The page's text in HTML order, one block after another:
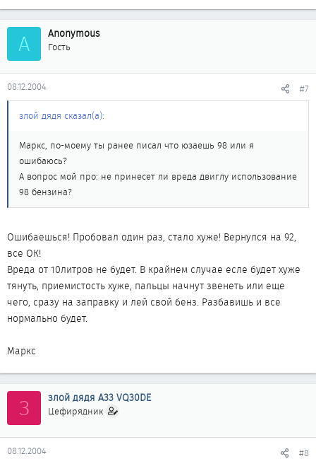
A Anonymous
Гость
08.12.2004 #7
злой дядя сказал(а):
Маркс, по-моему ты ранее писал что юзаешь 98 или я
ошибаюсь?
А вопрос мой про: не принесет ли вреда двиглу использование
98 бензина?
Ошибаешься! Пробовал один раз, стало хуже! Вернулся на 92,
все ОК!
Вреда от 10литров не будет. В крайнем случае есле будет хуже
тянуть, приемистость хуже, пальцы начнут звенеть или еще
чего, сразу на заправку и лей свой бенз. Разбавишь и все
нормально будет.
Маркс
З злой дядя A33 VQ30DE
Цефирядник
08.12.2004 #8